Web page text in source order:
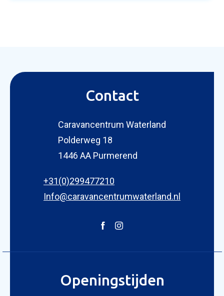
ONZE
Contact
Caravancentrum Waterland
Polderweg 18
1446 AA Purmerend
+31(0)299477210
Info@caravancentrumwaterland.nl
Openingstijden